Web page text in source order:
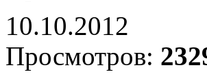
10.10.2012
Просмотров: